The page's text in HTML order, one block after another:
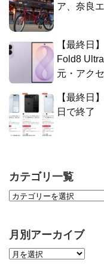
ア、奈良
【最終日
Fold8
元・アク
【最終日
日で終了
カテゴリ一覧
月別アーカイブ